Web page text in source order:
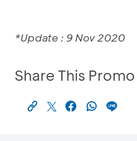
*Update : 9 Nov 2020
Share This Promo